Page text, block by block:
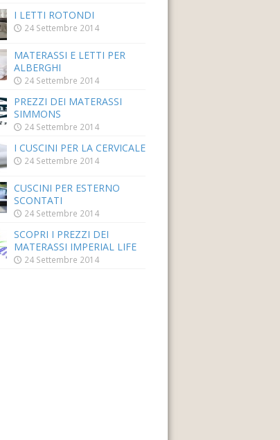
I LETTI ROTONDI
24 Settembre 2014
MATERASSI E LETTI PER
ALBERGHI
24 Settembre 2014
PREZZI DEI MATERASSI
SIMMONS
24 Settembre 2014
I CUSCINI PER LA CERVICALE
24 Settembre 2014
CUSCINI PER ESTERNO
SCONTATI
24 Settembre 2014
SCOPRI I PREZZI DEI
MATERASSI IMPERIAL LIFE
24 Settembre 2014